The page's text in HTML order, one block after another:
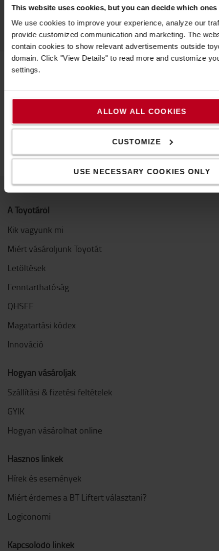
This website uses cookies, but you can decide which ones
We use cookies to improve your experience, analyze our
provide customized communication and marketing. The
contain cookies to show relevant advertisements outside
domain. Click "View Details" to read more and customize
settings.
ALLOW ALL COOKIES
CUSTOMIZE
USE NECESSARY COOKIES ONLY
A Toyotáról
Kik vagyunk mi
Miért vásároljunk Toyotát
Letöltések
Fenntarthatóság
QHSEE
Magatartási kódex
Innováció
Hogyan vásároljak
Szállítási & fizetési feltételek
GYIK
Hogyan vásárolhat online
Hasznos linkek
Hírek és események
Miért érdemes a BT Liftert választani?
Logiconomi
Kapcsolódó linkek